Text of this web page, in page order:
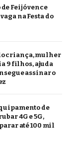
de Feijó vence
na Festa do
criança, mulher
9 filhos, ajuda
assinar o
de
4G e 5G,
até 100 mil